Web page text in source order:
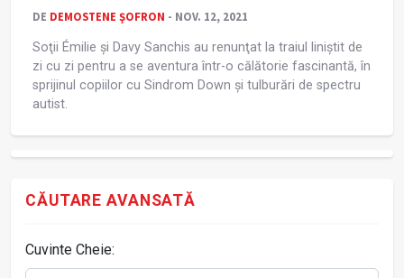
DE DEMOSTENE ŞOFRON - NOV. 12, 2021
Soţii Émilie și Davy Sanchis au renunţat la traiul liniștit de
zi cu zi pentru a se aventura într-o călătorie fascinantă, în
sprijinul copiilor cu Sindrom Down și tulburări de spectru
autist.
CĂUTARE AVANSATĂ
Cuvinte Cheie: